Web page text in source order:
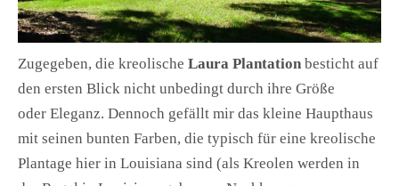
Zugegeben, die kreolische Laura Plantation besticht auf
den ersten Blick nicht unbedingt durch ihre Größe
oder Eleganz. Dennoch gefällt mir das kleine Haupthaus
mit seinen bunten Farben, die typisch für eine kreolische
Plantage hier in Louisiana sind (als Kreolen werden in